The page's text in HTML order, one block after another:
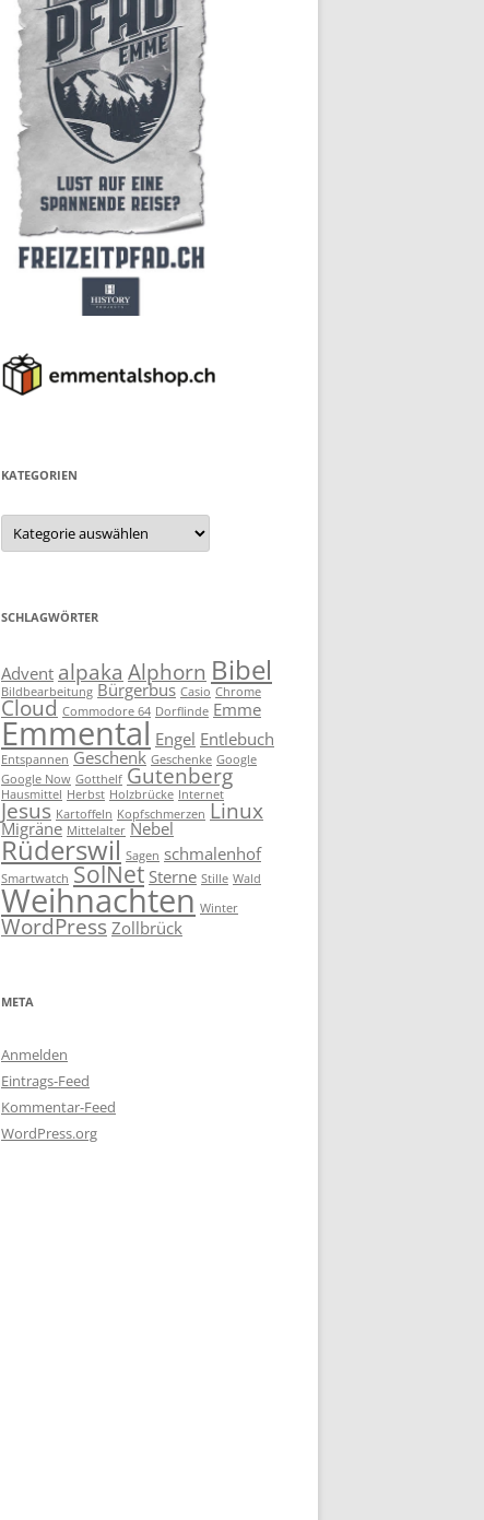
KATEGORIEN
Kategorien
SCHLAGWÖRTER
Advent alpaka Alphorn Bibel
Bildbearbeitung Bürgerbus Casio Chrome
Cloud Commodore 64 Dorflinde Emme
Emmental Engel Entlebuch
Entspannen Geschenk Geschenke Google
Google Now Gotthelf Gutenberg
Hausmittel Herbst Holzbrücke Internet
Jesus Kartoffeln Kopfschmerzen Linux
Migräne Mittelalter Nebel
Rüderswil Sagen schmalenhof
Smartwatch SolNet Sterne Stille Wald
Weihnachten Winter
WordPress Zollbrück
META
Anmelden
Eintrags-Feed
Kommentar-Feed
WordPress.org